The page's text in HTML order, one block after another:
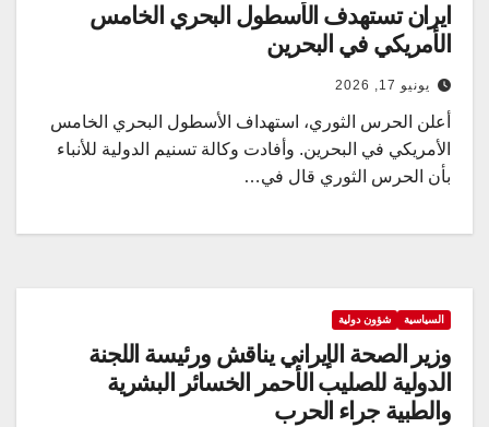
ايران تستهدف الأسطول البحري الخامس
الأمريكي في البحرين
يونيو 17, 2026
أعلن الحرس الثوري، استهداف الأسطول البحري الخامس
الأمريكي في البحرين. وأفادت وكالة تسنيم الدولية للأنباء
بأن الحرس الثوري قال في…
السياسية شؤون دولية
وزير الصحة الإيراني يناقش ورئيسة اللجنة
الدولية للصليب الأحمر الخسائر البشرية
والطبية جراء الحرب